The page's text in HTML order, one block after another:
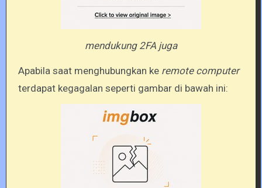
mendukung 2FA juga
Apabila saat menghubungkan ke remote computer
terdapat kegagalan seperti gambar di bawah ini: